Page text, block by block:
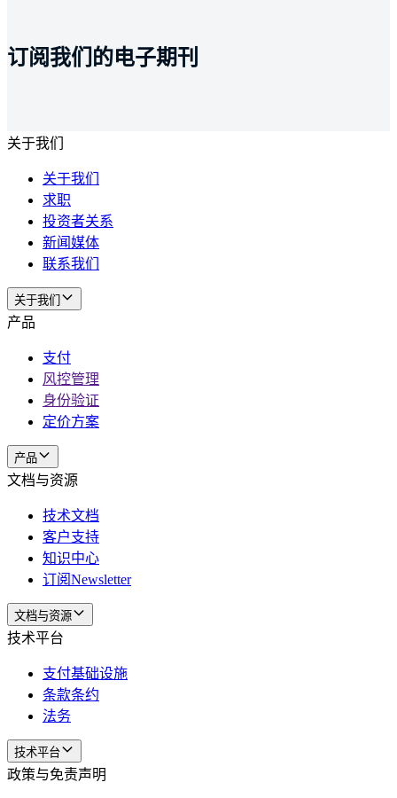
订阅我们的电子期刊
关于我们
关于我们
求职
投资者关系
新闻媒体
联系我们
关于我们
产品
支付
风控管理
身份验证
定价方案
产品
文档与资源
技术文档
客户支持
知识中心
订阅Newsletter
文档与资源
技术平台
支付基础设施
条款条约
法务
技术平台
政策与免责声明